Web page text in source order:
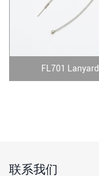
FL701 Lanyard
联系我们